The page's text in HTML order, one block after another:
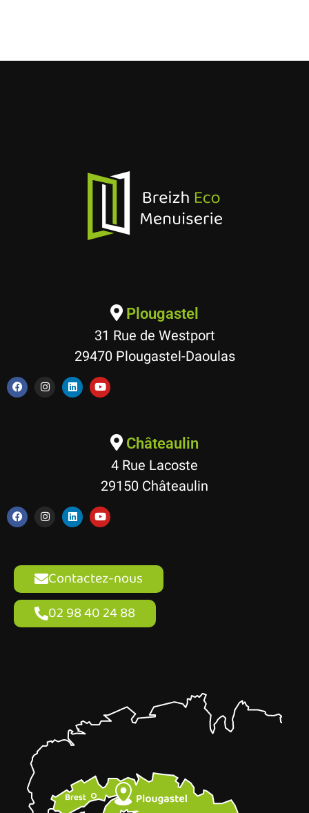
Plougastel
31 Rue de Westport
29470 Plougastel-Daoulas
Châteaulin
4 Rue Lacoste
29150 Châteaulin
Contactez-nous
02 98 40 24 88